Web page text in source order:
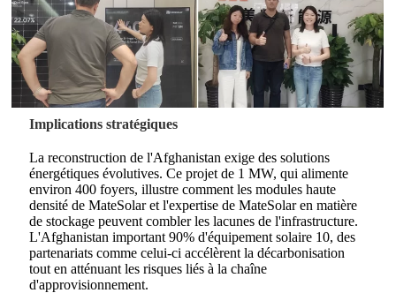
Implications stratégiques
La reconstruction de l'Afghanistan exige des solutions
énergétiques évolutives. Ce projet de 1 MW, qui alimente
environ 400 foyers, illustre comment les modules haute
densité de MateSolar et l'expertise de MateSolar en matière
de stockage peuvent combler les lacunes de l'infrastructure.
L'Afghanistan important 90% d'équipement solaire 10, des
partenariats comme celui-ci accélèrent la décarbonisation
tout en atténuant les risques liés à la chaîne
d'approvisionnement.